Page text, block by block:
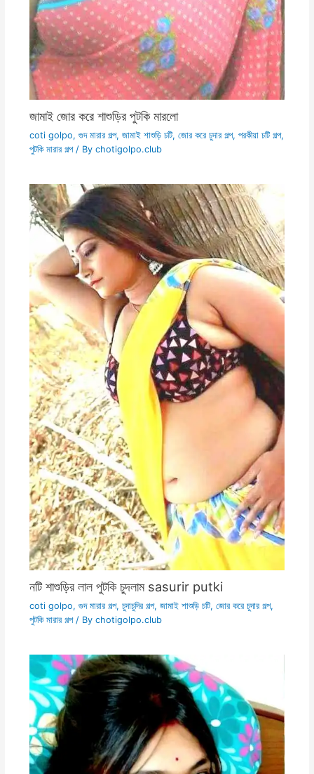
জামাই জোর করে শাশুড়ির পুটকি মারলো
coti golpo, গুদ মারার গল্প, জামাই শাশুড়ি চটি, জোর করে চুদার গল্প, পরকীয়া চটি গল্প,
পুটকি মারার গল্প/ By chotigolpo.club
নটি শাশুড়ির লাল পুটকি চুদলাম sasurir putki
coti golpo, গুদ মারার গল্প, চুদাচুদির গল্প, জামাই শাশুড়ি চটি, জোর করে চুদার গল্প,
পুটকি মারার গল্প/ By chotigolpo.club